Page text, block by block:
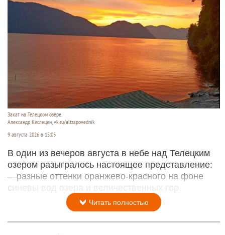
Закат на Телецком озере.
Александр Кислицин, vk.ru/altzapovednik
9 августа 2026 в 15:05
В один из вечеров августа в небе над Телецким
озером разыгралось настоящее представление:
—разные оттенки оранжево-красного на фоне
синевы вод озера и величественных гор.
Читать полностью